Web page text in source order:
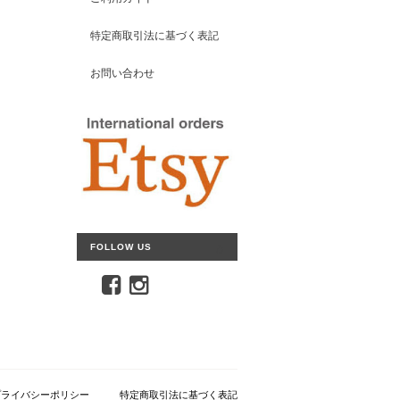
特定商取引法に基づく表記
お問い合わせ
FOLLOW US
ライバシーポリシー 特定商取引法に基づく表記